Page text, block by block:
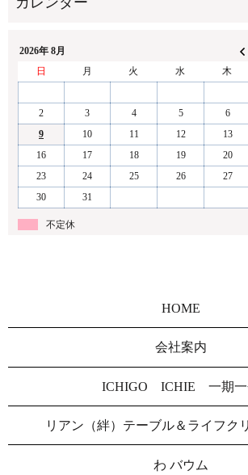
2026年 8月
日
月 火 水 木
2
3 4 5 6
9
10 11 12 13
16
17 18 19 20
23
24 25 26 27
30
31
不定休
HOME
会社案内
ICHIGO ICHIE 一期一
リアン（絆）テーブル＆ライフク
わ バウム